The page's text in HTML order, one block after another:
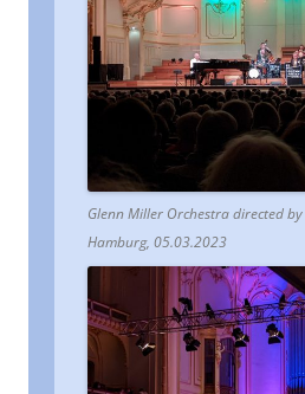
Glenn Miller Orchestra directed
Hamburg, 05.03.2023